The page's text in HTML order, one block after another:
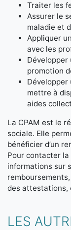
Traiter les
Assurer le
maladie et
Appliquer
avec les
promotion
mettre à
aides
La CPAM est le
sociale. Elle
bénéficier d’un
Pour contacter la
informations sur
des attestations,
LES